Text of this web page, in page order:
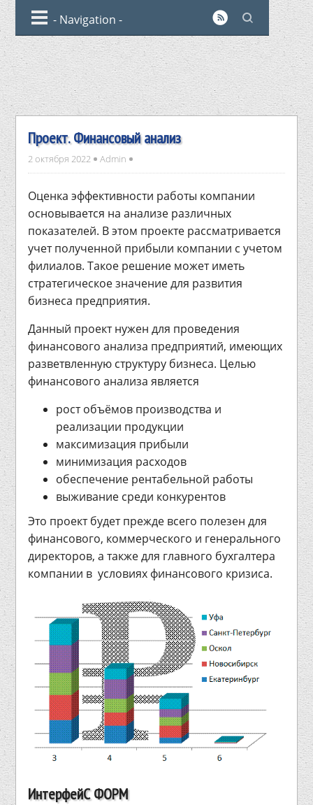
Проект. Финансовый анализ
2 октября 2022 Admin
Оценка эффективности работы компании
основывается на анализе различных
показателей. В этом проекте рассматривается
учет полученной прибыли компании с учетом
филиалов. Такое решение может иметь
стратегическое значение для развития
бизнеса предприятия.
Данный проект нужен для проведения
финансового анализа предприятий, имеющих
разветвленную структуру бизнеса. Целью
финансового анализа является
рост объёмов производства и
реализации продукции
максимизация прибыли
минимизация расходов
обеспечение рентабельной работы
выживание среди конкурентов
Это проект будет прежде всего полезен для
финансового, коммерческого и генерального
директоров, а также для главного бухгалтера
компании в условиях финансового кризиса.
ИнтерфейС ФОРМ